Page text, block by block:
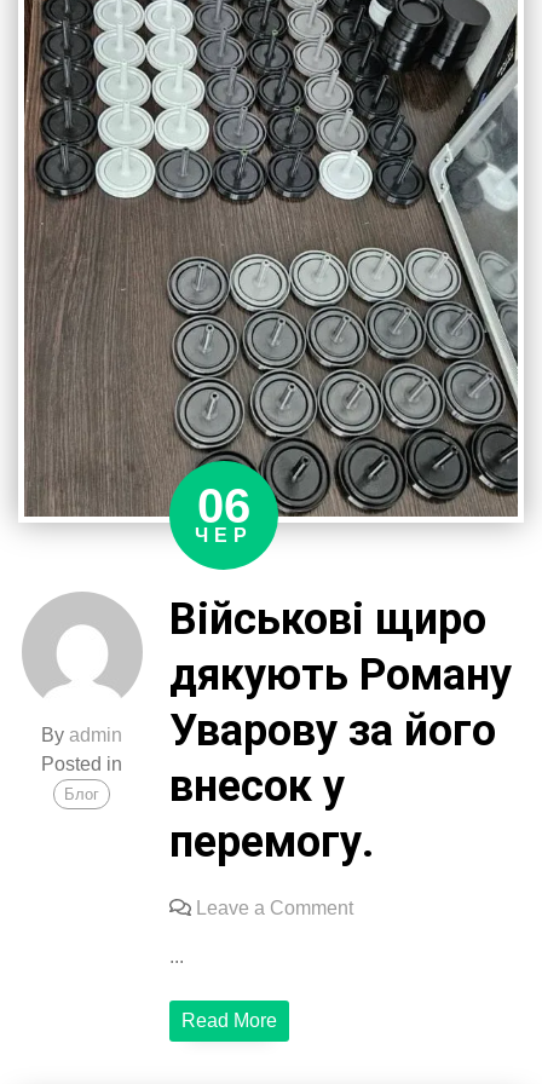
06
ЧЕР
Byadmin
Posted in
Блог
Військові щиро
дякують Роману
Уварову за його
внесок у
перемогу.
Leave a Commenton
...
Read More